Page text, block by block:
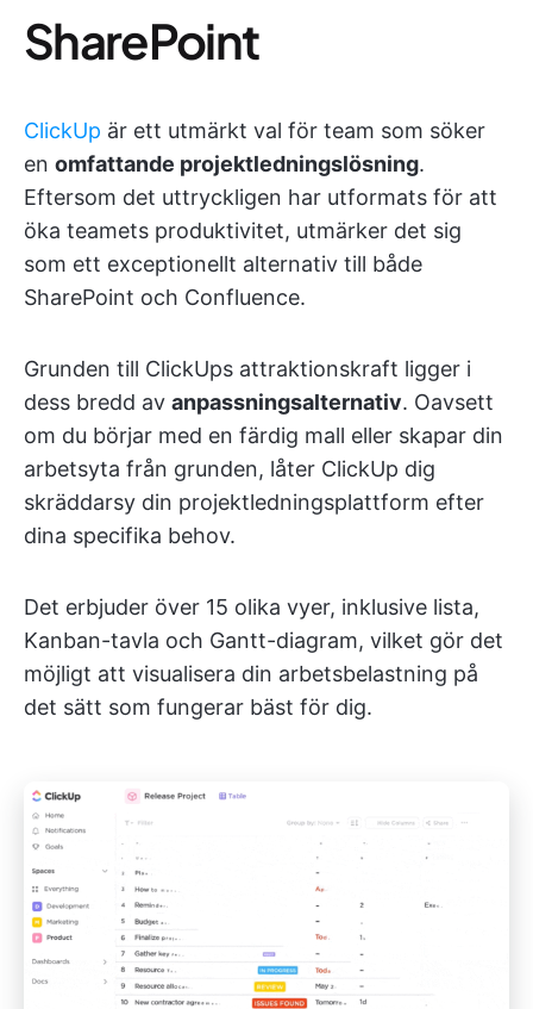
SharePoint
ClickUp är ett utmärkt val för team som söker
en omfattande projektledningslösning.
Eftersom det uttryckligen har utformats för att
öka teamets produktivitet, utmärker det sig
som ett exceptionellt alternativ till både
SharePoint och Confluence.
Grunden till ClickUps attraktionskraft ligger i
dess bredd av anpassningsalternativ. Oavsett
om du börjar med en färdig mall eller skapar din
arbetsyta från grunden, låter ClickUp dig
skräddarsy din projektledningsplattform efter
dina specifika behov.
Det erbjuder över 15 olika vyer, inklusive lista,
Kanban-tavla och Gantt-diagram, vilket gör det
möjligt att visualisera din arbetsbelastning på
det sätt som fungerar bäst för dig.